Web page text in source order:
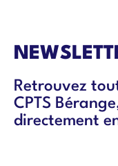
Retrouvez
CPTS
directement